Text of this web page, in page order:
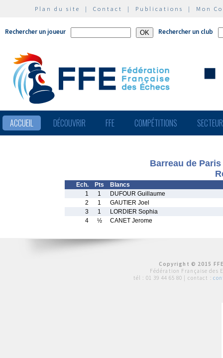
Plan du site | Contact | Publications | Mon
Rechercher un joueur Rechercher un club
ACCUEIL DÉCOUVRIR FFE COMPÉTITIONS
Barreau de
Ech. Pts
Blancs
1
1
DUFOUR Guillaume
2
1
GAUTIER Joel
3
1
LORDIER Sophia
4
½ CANET Jerome
Copyright © 2015
Fédération Française des
tél : 01 39 44 65 80 | contact :